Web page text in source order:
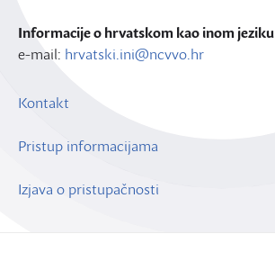
Informacije o hrvatskom kao inom jeziku
e-mail: hrvatski.ini@ncvvo.hr
Kontakt
Pristup informacijama
Izjava o pristupačnosti